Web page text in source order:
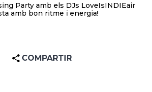
Party amb els DJs LoveIsINDIEair
amb bon ritme i energia!
COMPARTIR